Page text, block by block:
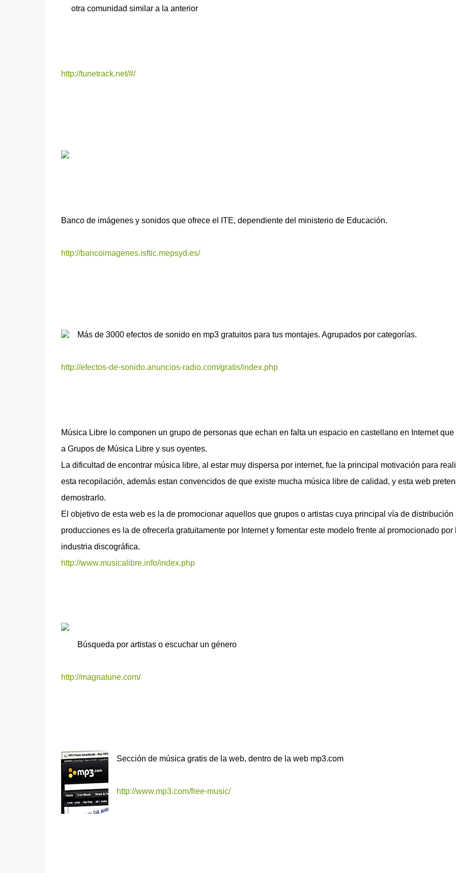
otra comunidad similar a la anterior
http://tunetrack.net/#/
Banco de imágenes y sonidos que ofrece el ITE, dependiente del ministerio de Educación.
http://bancoimagenes.isftic.mepsyd.es/
Más de 3000 efectos de sonido en mp3 gratuitos para tus montajes. Agrupados por categorías.
http://efectos-de-sonido.anuncios-radio.com/gratis/index.php
Música Libre lo componen un grupo de personas que echan en falta un espacio en castellano en Internet que
a Grupos de Música Libre y sus oyentes.
La dificultad de encontrar música libre, al estar muy dispersa por internet, fue la principal motivación para
esta recopilación, además estan convencidos de que existe mucha música libre de calidad, y esta web
demostrarlo.
El objetivo de esta web es la de promocionar aquellos que grupos o artistas cuya principal vía de distribución
producciones es la de ofrecerla gratuitamente por Internet y fomentar este modelo frente al promocionado por
industria discográfica.
http://www.musicalibre.info/index.php
Búsqueda por artistas o escuchar un género
http://magnatune.com/
Sección de música gratis de la web, dentro de la web mp3.com
http://www.mp3.com/free-music/